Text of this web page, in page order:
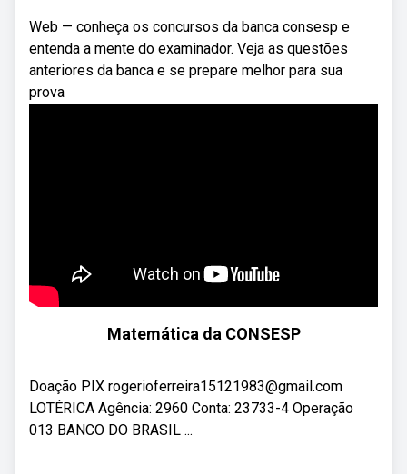
Web — conheça os concursos da banca consesp e
entenda a mente do examinador. Veja as questões
anteriores da banca e se prepare melhor para sua
prova
Matemática da CONSESP
Doação PIX rogerioferreira15121983@gmail.com
LOTÉRICA Agência: 2960 Conta: 23733-4 Operação
013 BANCO DO BRASIL ...